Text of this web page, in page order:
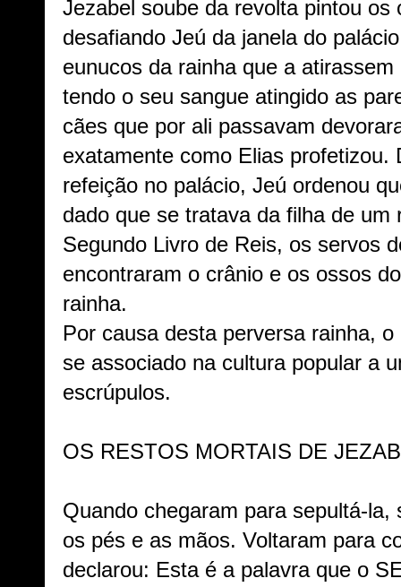
Jezabel soube da revolta pintou os
desafiando Jeú da janela do
eunucos da rainha que a
tendo o seu sangue atingido as
cães que por ali passavam
exatamente como Elias profetizou.
refeição no palácio, Jeú ordenou
dado que se tratava da filha de um
Segundo Livro de Reis, os servos
encontraram o crânio e os ossos
rainha.
Por causa desta perversa rainha,
se associado na cultura popular a
escrúpulos.
OS RESTOS MORTAIS DE
Quando chegaram para sepultá-
os pés e as mãos. Voltaram para
declarou: Esta é a palavra que o